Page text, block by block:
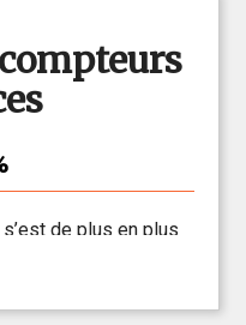
de plus en plus
dernières années.
d'œil. Protégez-